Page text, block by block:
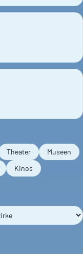
Theater
Museen
Kinos